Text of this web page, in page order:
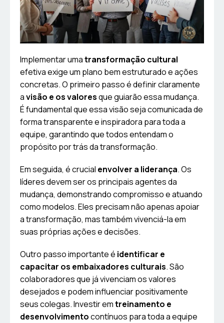
Implementar umatransformação cultural
efetiva exige um plano bem estruturado e ações
concretas. O primeiro passo é definir claramente
avisão e os valoresque guiarão essa mudança.
É fundamental que essa visão seja comunicada de
forma transparente e inspiradora para toda a
equipe, garantindo que todos entendam o
propósito por trás da transformação.
Em seguida, é crucial envolver a liderança. Os
líderes devem ser os principais agentes da
mudança, demonstrando compromisso e atuando
como modelos. Eles precisam não apenas apoiar
a transformação, mas também vivenciá-la em
suas próprias ações e decisões.
Outro passo importante é identificar e
capacitar os embaixadores culturais. São
colaboradores que já vivenciam os valores
desejados e podem influenciar positivamente
seus colegas. Investir emtreinamento e
desenvolvimentocontínuos para toda a equipe